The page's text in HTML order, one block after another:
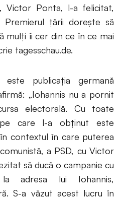
Victor Ponta, l-a felicitat,
Premierul ţării doreşte să
mulţi îi cer din ce în ce mai
tagesschau.de.
publicaţia germană
„Iohannis nu a pornit
electorală. Cu toate
care l-a obţinut este
contextul în care puterea
a PSD, cu Victor
să ducă o campanie cu
adresa lui Iohannis,
S-a văzut acest lucru în